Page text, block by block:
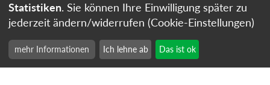
Statistiken. Sie können Ihre Einwilligung später zu
jederzeit ändern/widerrufen (Cookie-Einstellungen)
mehr Informationen Ich lehne ab Das ist ok